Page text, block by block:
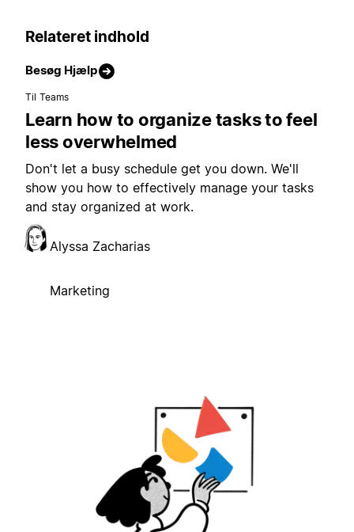
Relateret indhold
Besøg Hjælp
Til Teams
Learn how to organize tasks to feel
less overwhelmed
Don't let a busy schedule get you down. We'll
show you how to effectively manage your tasks
and stay organized at work.
Alyssa Zacharias
Marketing